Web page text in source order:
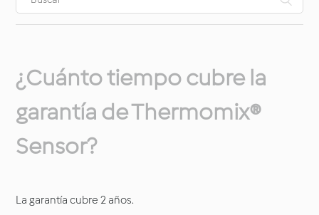
¿Cuánto tiempo cubre la
garantía de Thermomix®
Sensor?
La garantía cubre 2 años.